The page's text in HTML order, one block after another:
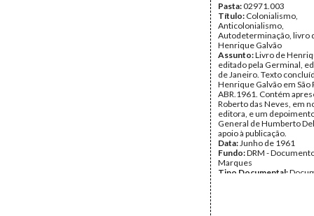
Pasta:02971.003
Título: Colonialismo,
Anticolonialismo,
Autodeterminação, livro
Henrique Galvão
Assunto:Livro de
editado pela Germinal,
de Janeiro. Texto
Henrique Galvão em São
ABR.1961. Contém
Roberto das Neves, em
editora, e um
General de Humberto
apoio à publicação.
Data:Junho de 1961
Fundo:DRM -
Marques
Tipo Documental: